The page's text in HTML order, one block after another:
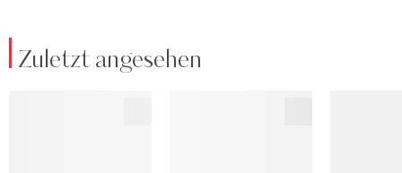
Zuletzt angesehen